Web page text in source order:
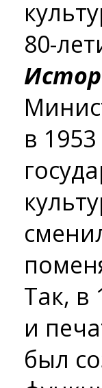
80-
в
Так, в
и
был